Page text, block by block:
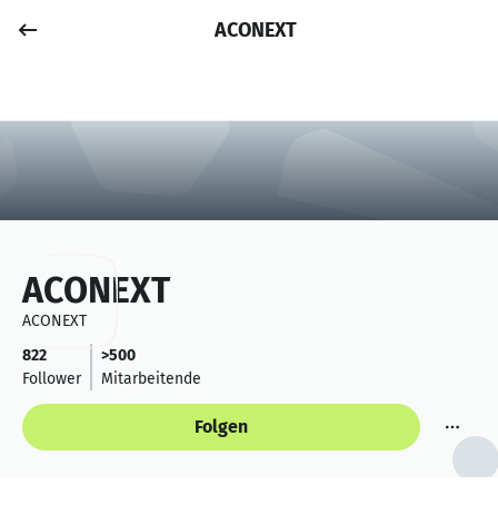
ACONEXT
ACONEXT
ACONEXT
822
Follower
>500
Mitarbeitende
Folgen